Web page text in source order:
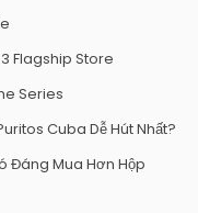
Flagship Store
Series
Cuba Dễ Hút Nhất?
Đáng Mua Hơn Hộp